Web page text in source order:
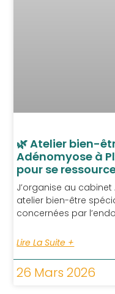
🌿 Atelier bien-
Adénomyose à
pour se
J’organise au cabinet
atelier bien-être
concernées par
Lire La Suite +
26 Mars 2026